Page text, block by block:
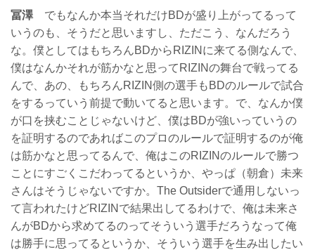
冨澤でもなんか本当それだけBDが盛り上がってるって
いうのも、そうだと思いますし、ただこう、なんだろう
な。僕としてはもちろんBDからRIZINに来てる側なんで、
僕はなんかそれが筋かなと思ってRIZINの舞台で戦ってる
んで、あの、もちろんRIZIN側の選手もBDのルールで試合
をするっていう前提で動いてると思います。で、なんか僕
が口を挟むことじゃないけど、僕はBDが強いっていうの
を証明するのであればこのプロのルールで証明するのが俺
は筋かなと思ってるんで、俺はこのRIZINのルールで勝つ
ことにすごくこだわってるというか、やっぱ（朝倉）未来
さんはそうじゃないですか。The Outsiderで通用しないっ
て言われたけどRIZINで結果出してるわけで、俺は未来さ
んがBDから求めてるのってそういう選手だろうなって俺
は勝手に思ってるというか、そういう選手を生み出したい